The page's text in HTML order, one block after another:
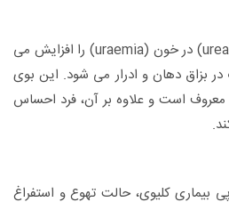
از کار افتادن کلیه میزان اوره (urea) در خون (uraemia) را افزایش می
بزاق دهان و ادرار می شود. این بوی
است و علاوه بر آن، فرد احساس
بیماری کلیوی، حالت تهوع و استفراغ